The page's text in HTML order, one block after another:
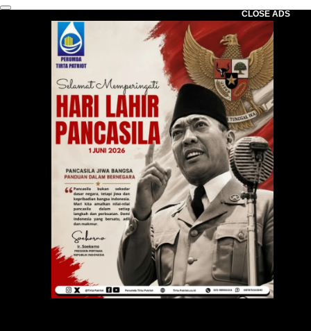
CLOSE ADS